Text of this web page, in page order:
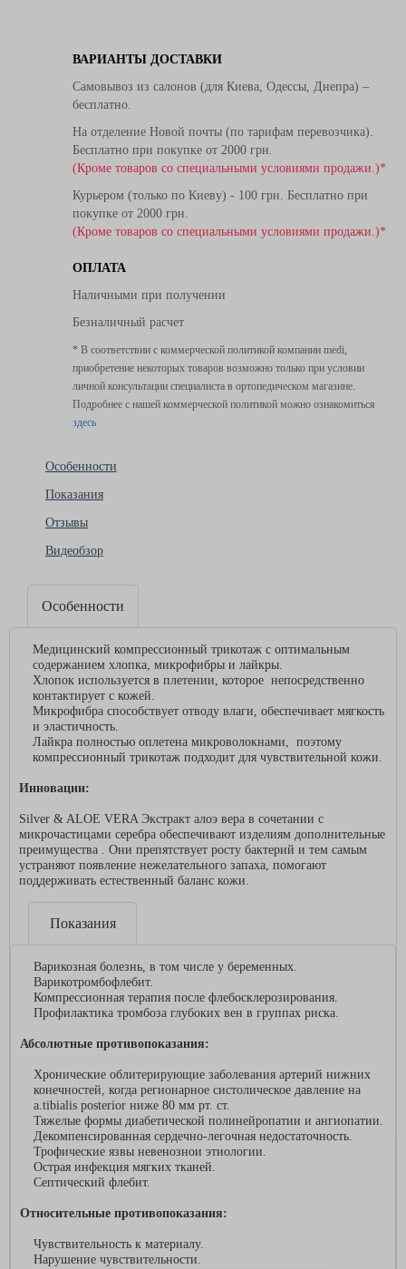
ВАРИАНТЫ ДОСТАВКИ
Самовывоз из салонов (для Киева, Одессы, Днепра) –
бесплатно.
На отделение Новой почты (по тарифам перевозчика).
Бесплатно при покупке от 2000 грн.
(Кроме товаров со специальными условиями продажи.)*
Курьером (только по Киеву) - 100 грн. Бесплатно при
покупке от 2000 грн.
(Кроме товаров со специальными условиями продажи.)*
ОПЛАТА
Наличными при получении
Безналичный расчет
* В соответствии с коммерческой политикой компании medi,
приобретение некоторых товаров возможно только при условии
личной консультации специалиста в ортопедическом магазине.
Подробнее с нашей коммерческой политикой можно ознакомиться
здесь
Особенности
Показания
Отзывы
Видеобзор
Особенности
Медицинский компрессионный трикотаж с оптимальным
содержанием хлопка, микрофибры и лайкры.
Хлопок используется в плетении, которое непосредственно
контактирует с кожей.
Микрофибра способствует отводу влаги, обеспечивает мягкость
и эластичность.
Лайкра полностью оплетена микроволокнами, поэтому
компрессионный трикотаж подходит для чувствительной кожи.
Инновации:
Silver & ALOE VERA Экстракт алоэ вера в сочетании с
микрочастицами серебра обеспечивают изделиям дополнительные
преимущества . Они препятствует росту бактерий и тем самым
устраняют появление нежелательного запаха, помогают
поддерживать естественный баланс кожи.
Показания
Варикозная болезнь, в том числе у беременных.
Варикотромбофлебит.
Компрессионная терапия после флебосклерозирования.
Профилактика тромбоза глубоких вен в группах риска.
Абсолютные противопоказания:
Хронические облитерирующие заболевания артерий нижних
конечностей, когда регионарное систолическое давление на
а.tibialis posterior ниже 80 мм рт. ст.
Тяжелые формы диабетической полинейропатии и ангиопатии.
Декомпенсированная сердечно-легочная недостаточность.
Трофические язвы невенознои этиологии.
Острая инфекция мягких тканей.
Септический флебит.
Относительные противопоказания:
Чувствительность к материалу.
Нарушение чувствительности.